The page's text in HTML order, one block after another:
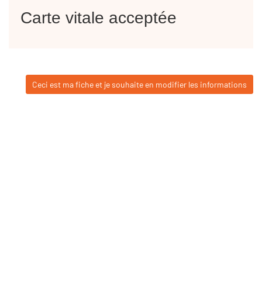
Carte vitale acceptée
Ceci est ma fiche et je souhaite en modifier les informations